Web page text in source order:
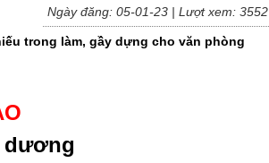
Ngày đăng: 05-01-23 | Lượt xem: 3552
trong làm, gầy dựng cho văn phòng
dương